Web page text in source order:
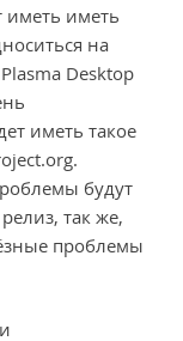
иметь иметь
на
Desktop
иметь такое
будут
так же,
проблемы